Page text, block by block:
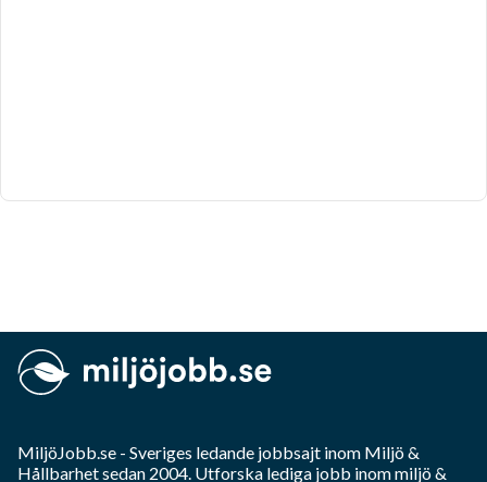
MiljöJobb.se - Sveriges ledande jobbsajt inom Miljö &
Hållbarhetsedan 2004. Utforska lediga jobb inommiljö &